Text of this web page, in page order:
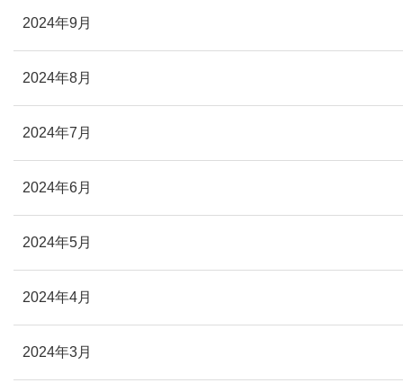
2024年9月
2024年8月
2024年7月
2024年6月
2024年5月
2024年4月
2024年3月